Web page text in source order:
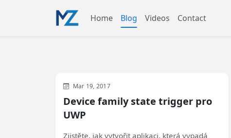
Home Blog Videos Contact
WinUI XAML
Mar 19, 2017
Device family state trigger pro
UWP
Zjistěte, jak vytvořit aplikaci, která vypadá